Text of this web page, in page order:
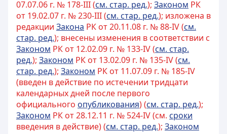
07.07.06 г. № 178-III (см. стар. ред.); Законом РК
от 19.02.07 г. № 230-III (см. стар. ред.); изложена в
редакции Закона РК от 20.11.08 г. № 88-IV (см.
стар. ред.); внесены изменения в соответствии с
Законом РК от 12.02.09 г. № 133-IV (см. стар.
ред.); Законом РК от 13.02.09 г. № 135-IV (см.
стар. ред.); Законом РК от 11.07.09 г. № 185-IV
(введен в действие по истечении тридцати
календарных дней после первого
официального опубликования) (см. стар. ред.);
Законом РК от 28.12.11 г. № 524-IV (см. сроки
введения в действие) (см. стар. ред.); Законом